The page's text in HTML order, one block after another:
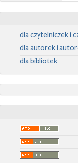
dla czytelniczek i
dla autorek i
dla bibliotek